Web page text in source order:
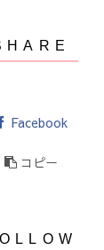
Facebook
コピー